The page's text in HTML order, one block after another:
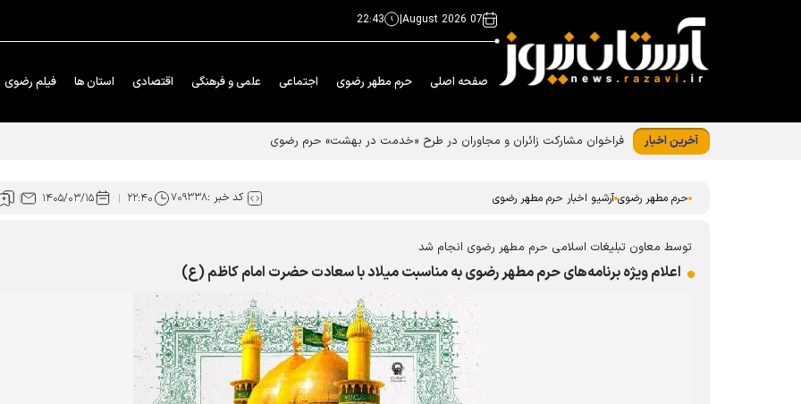
07 August 2026
|
22:43
صفحه اصلی حرم مطهر رضوی اجتماعی علمی و فرهنگی اقتصادی استان ها فیلم رضوی
آخرین اخبار فراخوان مشارکت زائران و مجاوران در طرح «خدمت در بهشت» حرم رضوی
حرم مطهر رضوی آرشیو اخبار حرم مطهر رضوی کد خبر :۷۰۹۳۳۸ ۲۲:۴۰ ۱۴۰۵/۰۳/۱۵
توسط معاون تبلیغات اسلامی حرم مطهر رضوی انجام شد
اعلام ویژه برنامه‌های حرم مطهر رضوی به مناسبت میلاد با سعادت حضرت امام کاظم (ع)